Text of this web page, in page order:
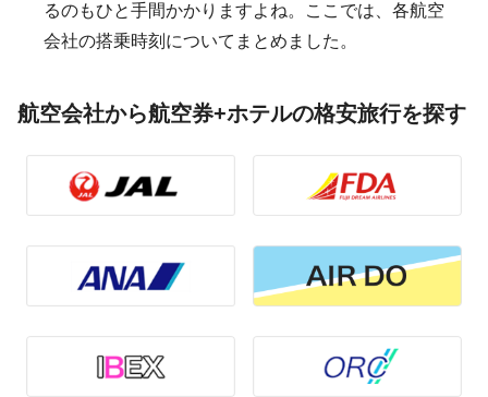
るのもひと手間かかりますよね。ここでは、各航空
会社の搭乗時刻についてまとめました。
航空会社から航空券+ホテルの格安旅行を探す